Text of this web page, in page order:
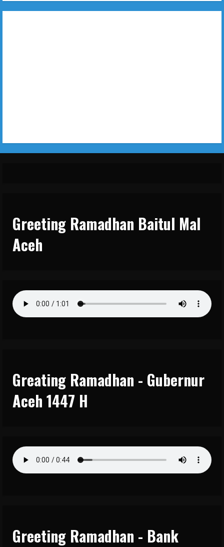
Greeting Ramadhan Baitul Mal
Aceh
Greating Ramadhan - Gubernur
Aceh 1447 H
Greeting Ramadhan - Bank